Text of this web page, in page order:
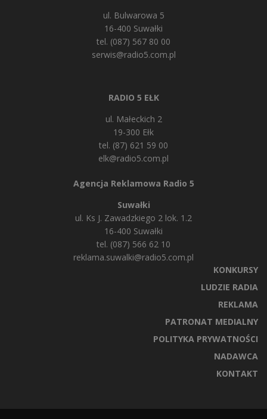
ul. Bulwarowa 5
16-400 Suwałki
tel. (087) 567 80 00
serwis@radio5.com.pl
RADIO 5 EŁK
ul. Małeckich 2
19-300 Ełk
tel. (87) 621 59 00
elk@radio5.com.pl
Agencja Reklamowa Radio 5
Suwałki
ul. Ks J. Zawadzkiego 2 lok. 1.2
16-400 Suwałki
tel. (087) 566 62 10
reklama.suwalki@radio5.com.pl
KONKURSY
LUDZIE RADIA
REKLAMA
PATRONAT MEDIALNY
POLITYKA PRYWATNOŚCI
NADAWCA
KONTAKT